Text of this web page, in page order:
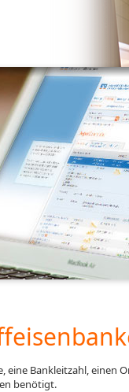
eine Bankleitzahl,
benötigt.